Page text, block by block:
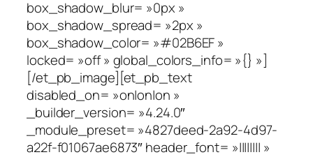
box_shadow_blur= »0px »
box_shadow_spread= »2px »
box_shadow_color= »#02B6EF »
locked= »off » global_colors_info= »{} »]
[/et_pb_image][et_pb_text
disabled_on= »on|on|on »
_builder_version= »4.24.0″
_module_preset= »4827deed-2a92-4d97-
a22f-f01067ae6873″ header_font= »|||||||| »